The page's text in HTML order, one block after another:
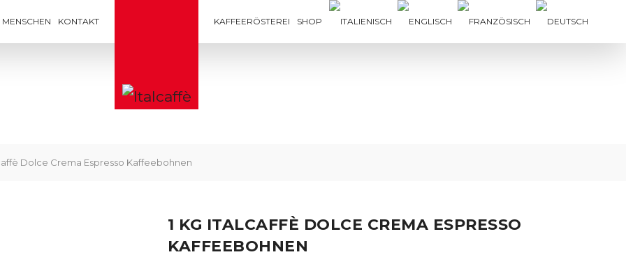
MENSCHEN KONTAKT KAFFEERÖSTEREI SHOP
Dolce Crema Espresso Kaffeebohnen
1 KG ITALCAFFÈ DOLCE CREMA ESPRESSO
KAFFEEBOHNEN